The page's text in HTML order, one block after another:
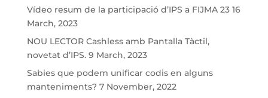
Vídeo resum de la participació d’IPS a FIJMA 23 16
March, 2023
NOU LECTOR Cashless amb Pantalla Tàctil,
novetat d’IPS. 9 March, 2023
Sabies que podem unificar codis en alguns
manteniments? 7 November, 2022